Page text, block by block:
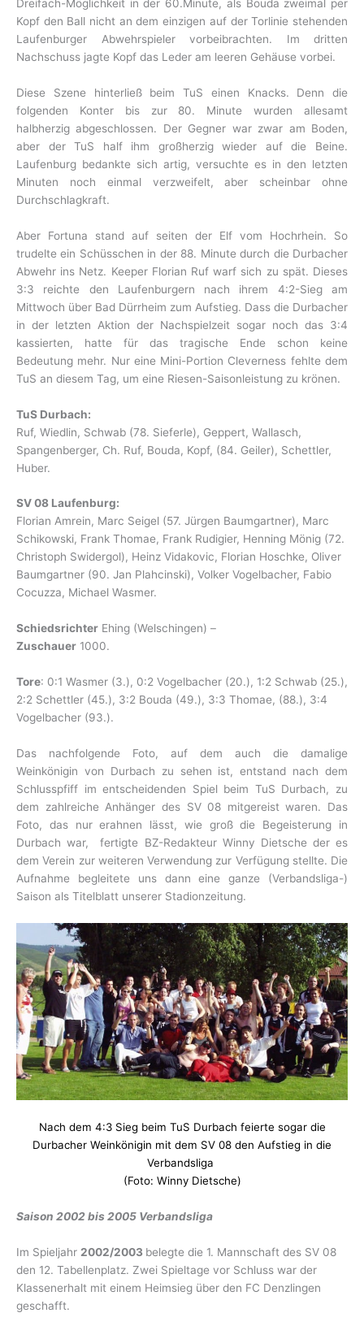
Dreifach-Möglichkeit in der 60.Minute, als Bouda zweimal per
Kopf den Ball nicht an dem einzigen auf der Torlinie stehenden
Laufenburger Abwehrspieler vorbeibrachten. Im dritten
Nachschuss jagte Kopf das Leder am leeren Gehäuse vorbei.
Diese Szene hinterließ beim TuS einen Knacks. Denn die
folgenden Konter bis zur 80. Minute wurden allesamt
halbherzig abgeschlossen. Der Gegner war zwar am Boden,
aber der TuS half ihm großherzig wieder auf die Beine.
Laufenburg bedankte sich artig, versuchte es in den letzten
Minuten noch einmal verzweifelt, aber scheinbar ohne
Durchschlagkraft.
Aber Fortuna stand auf seiten der Elf vom Hochrhein. So
trudelte ein Schüsschen in der 88. Minute durch die Durbacher
Abwehr ins Netz. Keeper Florian Ruf warf sich zu spät. Dieses
3:3 reichte den Laufenburgern nach ihrem 4:2-Sieg am
Mittwoch über Bad Dürrheim zum Aufstieg. Dass die Durbacher
in der letzten Aktion der Nachspielzeit sogar noch das 3:4
kassierten, hatte für das tragische Ende schon keine
Bedeutung mehr. Nur eine Mini-Portion Cleverness fehlte dem
TuS an diesem Tag, um eine Riesen-Saisonleistung zu krönen.
TuS Durbach:
Ruf, Wiedlin, Schwab (78. Sieferle), Geppert, Wallasch,
Spangenberger, Ch. Ruf, Bouda, Kopf, (84. Geiler), Schettler,
Huber.
SV 08 Laufenburg:
Florian Amrein, Marc Seigel (57. Jürgen Baumgartner), Marc
Schikowski, Frank Thomae, Frank Rudigier, Henning Mönig (72.
Christoph Swidergol), Heinz Vidakovic, Florian Hoschke, Oliver
Baumgartner (90. Jan Plahcinski), Volker Vogelbacher, Fabio
Cocuzza, Michael Wasmer.
Schiedsrichter Ehing (Welschingen) –
Zuschauer 1000.
Tore: 0:1 Wasmer (3.), 0:2 Vogelbacher (20.), 1:2 Schwab (25.),
2:2 Schettler (45.), 3:2 Bouda (49.), 3:3 Thomae, (88.), 3:4
Vogelbacher (93.).
Das nachfolgende Foto, auf dem auch die damalige
Weinkönigin von Durbach zu sehen ist, entstand nach dem
Schlusspfiff im entscheidenden Spiel beim TuS Durbach, zu
dem zahlreiche Anhänger des SV 08 mitgereist waren. Das
Foto, das nur erahnen lässt, wie groß die Begeisterung in
Durbach war, fertigte BZ-Redakteur Winny Dietsche der es
dem Verein zur weiteren Verwendung zur Verfügung stellte. Die
Aufnahme begleitete uns dann eine ganze (Verbandsliga-)
Saison als Titelblatt unserer Stadionzeitung.
Nach dem 4:3 Sieg beim TuS Durbach feierte sogar die
Durbacher Weinkönigin mit dem SV 08 den Aufstieg in die
Verbandsliga
(Foto: Winny Dietsche)
Saison 2002 bis 2005 Verbandsliga
Im Spieljahr 2002/2003 belegte die 1. Mannschaft des SV 08
den 12. Tabellenplatz. Zwei Spieltage vor Schluss war der
Klassenerhalt mit einem Heimsieg über den FC Denzlingen
geschafft.